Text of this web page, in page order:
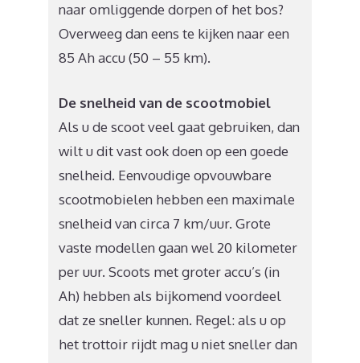
naar omliggende dorpen of het bos?
Overweeg dan eens te kijken naar een
85 Ah accu (50 – 55 km).
De snelheid van de scootmobiel
Als u de scoot veel gaat gebruiken, dan
wilt u dit vast ook doen op een goede
snelheid. Eenvoudige opvouwbare
scootmobielen hebben een maximale
snelheid van circa 7 km/uur. Grote
vaste modellen gaan wel 20 kilometer
per uur. Scoots met groter accu’s (in
Ah) hebben als bijkomend voordeel
dat ze sneller kunnen. Regel: als u op
het trottoir rijdt mag u niet sneller dan